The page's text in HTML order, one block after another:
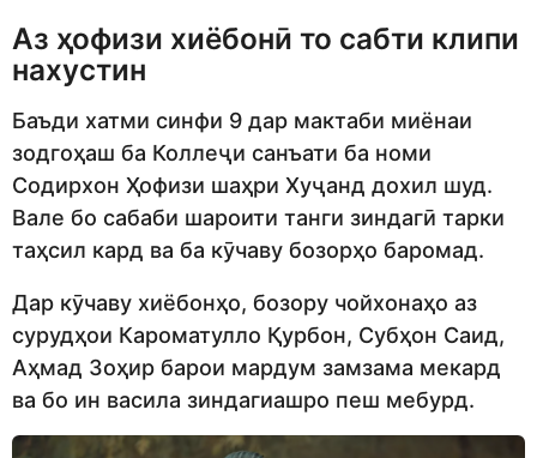
Аз ҳофизи хиёбонӣ то сабти клипи
нахустин
Баъди хатми синфи 9 дар мактаби миёнаи
зодгоҳаш ба Коллеҷи санъати ба номи
Содирхон Ҳофизи шаҳри Хуҷанд дохил шуд.
Вале бо сабаби шароити танги зиндагӣ тарки
таҳсил кард ва ба кӯчаву бозорҳо баромад.
Дар кӯчаву хиёбонҳо, бозору чойхонаҳо аз
сурудҳои Кароматулло Қурбон, Субҳон Саид,
Аҳмад Зоҳир барои мардум замзама мекард
ва бо ин васила зиндагиашро пеш мебурд.